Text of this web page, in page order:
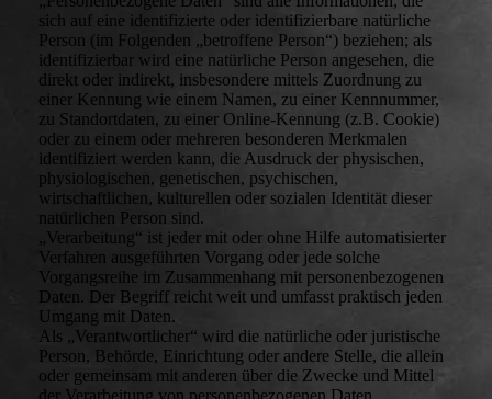
sich auf eine identifizierte oder identifizierbare natürliche
Person (im Folgenden „betroffene Person“) beziehen; als
identifizierbar wird eine natürliche Person angesehen, die
direkt oder indirekt, insbesondere mittels Zuordnung zu
einer Kennung wie einem Namen, zu einer Kennnummer,
zu Standortdaten, zu einer Online-Kennung (z.B. Cookie)
oder zu einem oder mehreren besonderen Merkmalen
identifiziert werden kann, die Ausdruck der physischen,
physiologischen, genetischen, psychischen,
wirtschaftlichen, kulturellen oder sozialen Identität dieser
natürlichen Person sind.
„Verarbeitung“ ist jeder mit oder ohne Hilfe automatisierter
Verfahren ausgeführten Vorgang oder jede solche
Vorgangsreihe im Zusammenhang mit personenbezogenen
Daten. Der Begriff reicht weit und umfasst praktisch jeden
Umgang mit Daten.
Als „Verantwortlicher“ wird die natürliche oder juristische
Person, Behörde, Einrichtung oder andere Stelle, die allein
oder gemeinsam mit anderen über die Zwecke und Mittel